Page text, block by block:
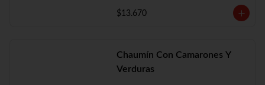
$13.670
Chaumín Con Camarones Y
Verduras